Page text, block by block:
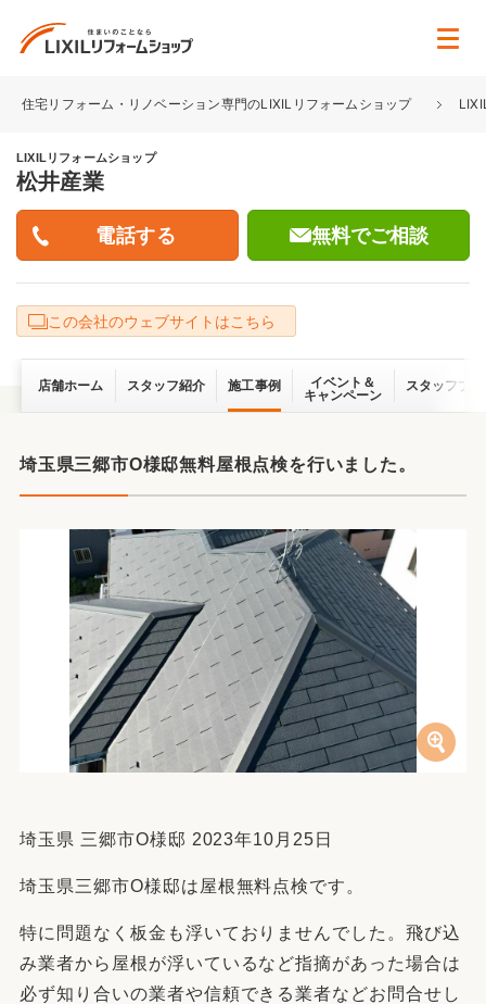
住宅リフォーム・リノベーション専門のLIXILリフォームショップ
LIXILリフォームショップ
松井産業
無料でご相談
この会社のウェブサイトはこちら
店舗ホーム スタッフ紹介 施工事例
イベント＆
キャンペーン
スタッフブ
埼玉県三郷市O様邸無料屋根点検を行いました。
埼玉県 三郷市O様邸 2023年10月25日
埼玉県三郷市O様邸は屋根無料点検です。
特に問題なく板金も浮いておりませんでした。飛び込
み業者から屋根が浮いているなど指摘があった場合は
必ず知り合いの業者や信頼できる業者などお問合せし